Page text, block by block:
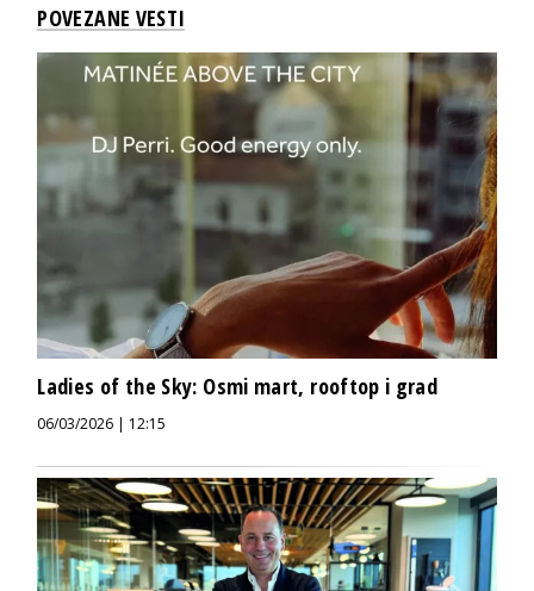
POVEZANE VESTI
Ladies of the Sky: Osmi mart, rooftop i grad
06/03/2026 | 12:15